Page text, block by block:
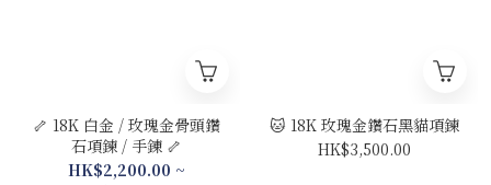
🦴 18K 白金 / 玫瑰金骨頭鑽
石項鍊 / 手錬 🦴
HK$2,200.00 ~
🐱 18K 玫瑰金鑽石黑貓項鍊
HK$3,500.00